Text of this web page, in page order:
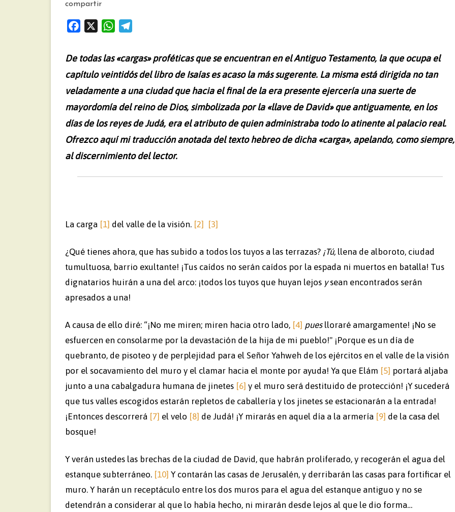
compartir
b
o
o
W
s
A
p
e
g
r
a
m
De todas las «cargas» proféticas que se encuentran en el Antiguo Testamento, la que ocupa el
capítulo veintidós del libro de Isaías es acaso la más sugerente. La misma está dirigida no tan
veladamente a una ciudad que hacia el final de la era presente ejercería una suerte de
mayordomía del reino de Dios, simbolizada por la «llave de David» que antiguamente, en los
días de los reyes de Judá, era el atributo de quien administraba todo lo atinente al palacio real.
Ofrezco aquí mi traducción anotada del texto hebreo de dicha «carga», apelando, como siempre,
al discernimiento del lector.
La carga [1] del valle de la visión. [2] [3]
¿Qué tienes ahora, que has subido a todos los tuyos a las terrazas? ¡Tú, llena de alboroto, ciudad
tumultuosa, barrio exultante! ¡Tus caídos no serán caídos por la espada ni muertos en batalla! Tus
dignatarios huirán a una del arco: ¡todos los tuyos que huyan lejos ysean encontrados serán
apresados a una!
A causa de ello diré: “¡No me miren; miren hacia otro lado, [4] pueslloraré amargamente! ¡No se
esfuercen en consolarme por la devastación de la hija de mi pueblo!" ¡Porque es un día de
quebranto, de pisoteo y de perplejidad para el Señor Yahweh de los ejércitos en el valle de la visión
por el socavamiento del muro y el clamar hacia el monte por ayuda! Ya que Elám [5] portará aljaba
junto a una cabalgadura humana de jinetes [6] y el muro será destituido de protección! ¡Y sucederá
que tus valles escogidos estarán repletos de caballería y los jinetes se estacionarán a la entrada!
¡Entonces descorrerá [7] el velo [8] de Judá! ¡Y mirarás en aquel día a la armería [9] de la casa del
bosque!
Y verán ustedes las brechas de la ciudad de David, que habrán proliferado, y recogerán el agua del
estanque subterráneo. [10] Y contarán las casas de Jerusalén, y derribarán las casas para fortificar el
muro. Y harán un receptáculo entre los dos muros para el agua del estanque antiguo y no se
detendrán a considerar al que lo había hecho, ni mirarán desde lejos al que le dio forma…